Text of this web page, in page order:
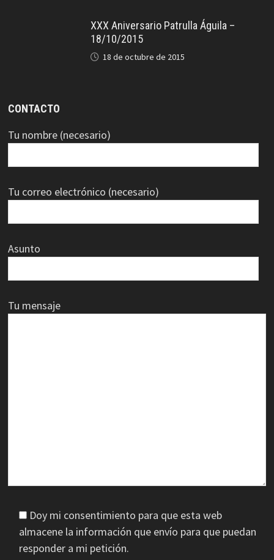
XXX Aniversario Patrulla Águila –
18/10/2015
18 de octubre de 2015
CONTACTO
Tu nombre (necesario)
Tu correo electrónico (necesario)
Asunto
Tu mensaje
Doy mi consentimiento para que esta web
almacene la información que envío para que puedan
responder a mi petición.